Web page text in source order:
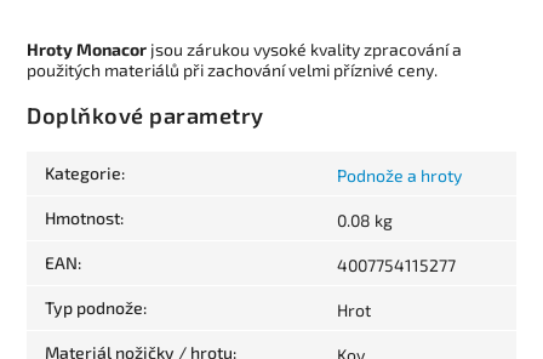
Hroty Monacor jsou zárukou vysoké kvality zpracování a
použitých materiálů při zachování velmi příznivé ceny.
Doplňkové parametry
Kategorie: Podnože a hroty
Hmotnost: 0.08 kg
EAN: 4007754115277
Typ podnože: Hrot
Materiál nožičky / hrotu: